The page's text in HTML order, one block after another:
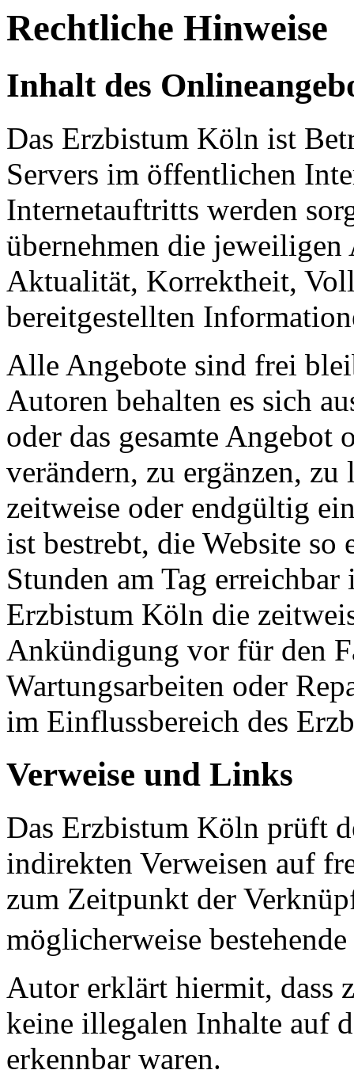
Rechtliche Hinweise
Inhalt des
Das Erzbistum Köln ist
Servers im öffentlichen
Internetauftritts werden
übernehmen die
Aktualität, Korrektheit,
bereitgestellten
Alle Angebote sind frei
Autoren behalten es sich
oder das gesamte Angebot
verändern, zu ergänzen,
zeitweise oder endgültig
ist bestrebt, die Website so
Stunden am Tag
Erzbistum Köln die
Ankündigung vor für den
Wartungsarbeiten oder
im Einflussbereich des
Verweise und Links
Das Erzbistum Köln prüft
indirekten Verweisen auf
zum Zeitpunkt der
möglicherweise
Autor erklärt hiermit, dass
keine illegalen Inhalte auf
erkennbar waren.